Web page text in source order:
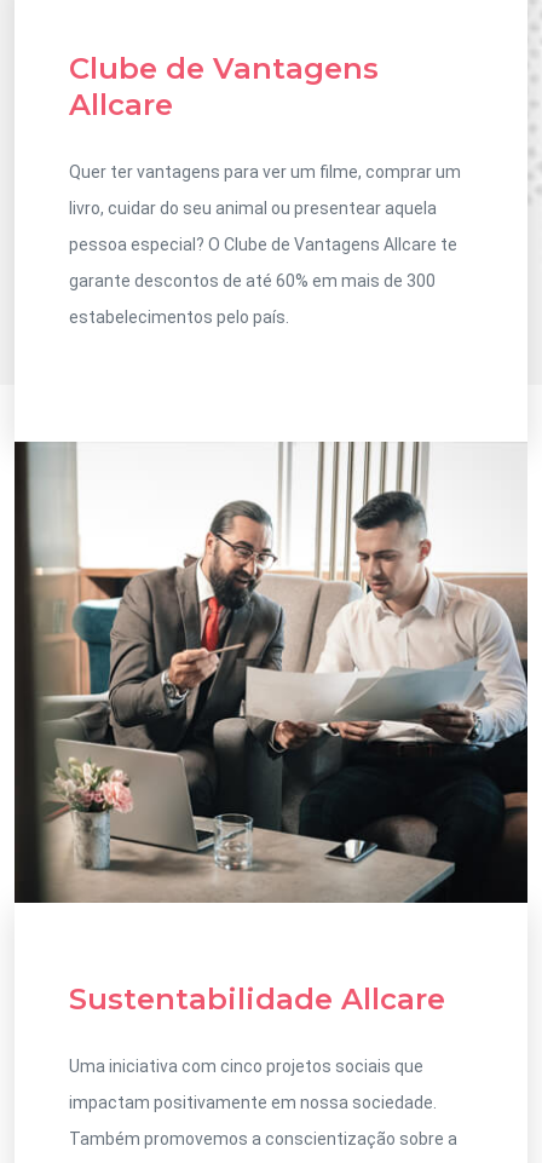
Clube de Vantagens
Allcare
Quer ter vantagens para ver um filme, comprar um
livro, cuidar do seu animal ou presentear aquela
pessoa especial? O Clube de Vantagens Allcare te
garante descontos de até 60% em mais de 300
estabelecimentos pelo país.
Sustentabilidade Allcare
Uma iniciativa com cinco projetos sociais que
impactam positivamente em nossa sociedade.
Também promovemos a conscientização sobre a